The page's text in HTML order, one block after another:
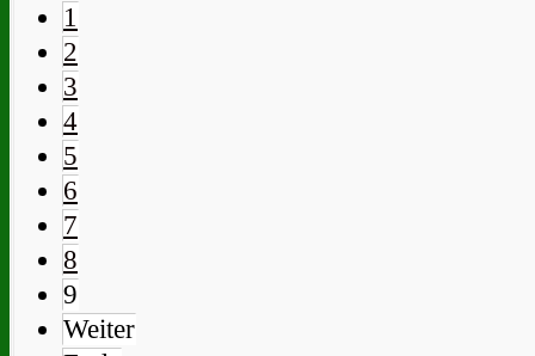
1
2
3
4
5
6
7
8
9
Weiter